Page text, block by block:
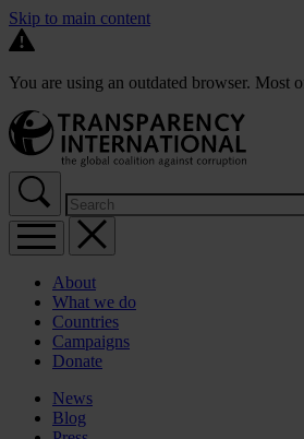
Skip to main content
You are using an outdated browser. Most
About
What we do
Countries
Campaigns
Donate
News
Blog